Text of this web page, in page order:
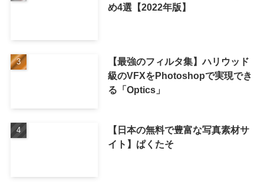
め4選【2022年版】
【最強のフィルタ集】ハリウッド
級のVFXをPhotoshopで実現でき
る「Optics」
【日本の無料で豊富な写真素材サ
イト】ぱくたそ